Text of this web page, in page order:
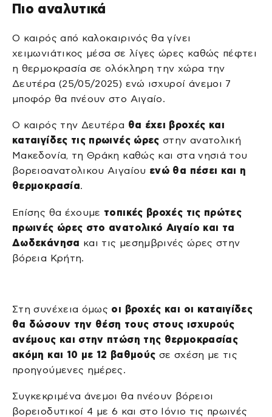
Πιο αναλυτικά
Ο καιρός από καλοκαιρινός θα γίνει
χειμωνιάτικος μέσα σε λίγες ώρες καθώς πέφτει
η θερμοκρασία σε ολόκληρη την χώρα την
Δευτέρα (25/05/2025) ενώ ισχυροί άνεμοι 7
μποφόρ θα πνέουν στο Αιγαίο.
Ο καιρός την Δευτέρα θα έχει βροχές και
καταιγίδες τις πρωινές ώρες στην ανατολική
Μακεδονία, τη Θράκη καθώς και στα νησιά του
βορειοανατολικου Αιγαίου ενώ θα πέσει και η
θερμοκρασία.
Επίσης θα έχουμε τοπικές βροχές τις πρώτες
πρωινές ώρες στο ανατολικό Αιγαίο και τα
Δωδεκάνησα και τις μεσημβρινές ώρες στην
βόρεια Κρήτη.
Στη συνέχεια όμως οι βροχές και οι καταιγίδες
θα δώσουν την θέση τους στους ισχυρούς
ανέμους και στην πτώση της θερμοκρασίας
ακόμη και 10 με 12 βαθμούς σε σχέση με τις
προηγούμενες ημέρες.
Συγκεκριμένα άνεμοι θα πνέουν βόρειοι
βορειοδυτικοί 4 με 6 και στο Ιόνιο τις πρωινές